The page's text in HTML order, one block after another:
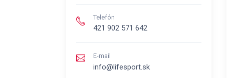
Telefón
421 902 571 642
E-mail
info@lifesport.sk